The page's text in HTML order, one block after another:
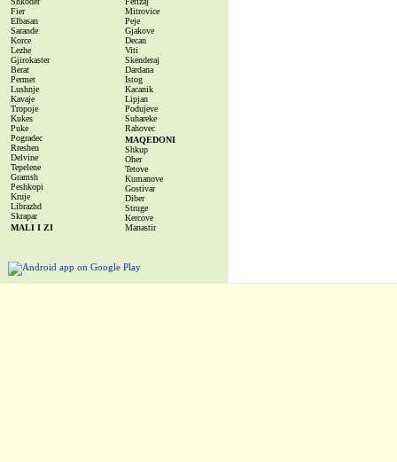
Fier
Elbasan
Sarande
Korce
Lezhe
Gjirokaster
Berat
Permet
Lushnje
Kavaje
Tropoje
Kukes
Puke
Pogradec
Rreshen
Delvine
Tepelene
Gramsh
Peshkopi
Kruje
Librazhd
Skrapar
MALI I ZI
Mitrovice
Peje
Gjakove
Decan
Viti
Skenderaj
Dardana
Istog
Kacanik
Lipjan
Podujeve
Suhareke
Rahovec
MAQEDONI
Shkup
Oher
Tetove
Kumanove
Gostivar
Diber
Struge
Kercove
Manastir